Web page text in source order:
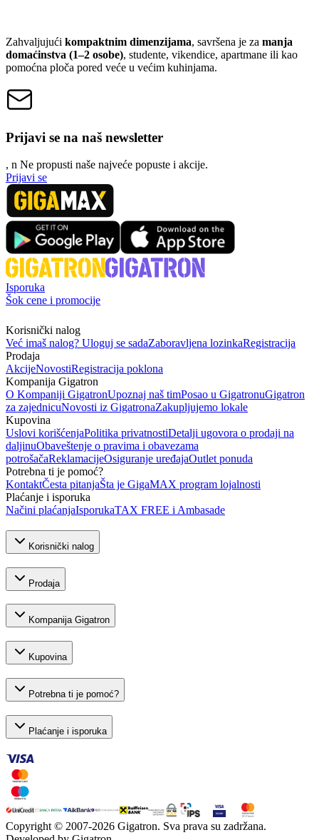
Zahvaljujući kompaktnim dimenzijama, savršena je za manja
domaćinstva (1–2 osobe), studente, vikendice, apartmane ili kao
pomoćna ploča pored veće u većim kuhinjama.
Prijavi se na naš newsletter
, n Ne propusti naše najveće popuste i akcije.
Prijavi se
Isporuka
Šok cene i promocije
Korisnički nalog
Već imaš nalog? Uloguj se sadaZaboravljena lozinkaRegistracija
Prodaja
AkcijeNovostiRegistracija poklona
Kompanija Gigatron
O Kompaniji GigatronUpoznaj naš timPosao u GigatronuGigatron
za zajednicuNovosti iz GigatronaZakupljujemo lokale
Kupovina
Uslovi korišćenjaPolitika privatnostiDetalji ugovora o prodaji na
daljinuObaveštenje o pravima i obavezama
potrošačaReklamacijeOsiguranje uređajaOutlet ponuda
Potrebna ti je pomoć?
KontaktČesta pitanjaŠta je GigaMAX program lojalnosti
Plaćanje i isporuka
Načini plaćanjaIsporukaTAX FREE i Ambasade
Korisnički nalog
Prodaja
Kompanija Gigatron
Kupovina
Potrebna ti je pomoć?
Plaćanje i isporuka
Copyright © 2007-2026 Gigatron. Sva prava su zadržana.